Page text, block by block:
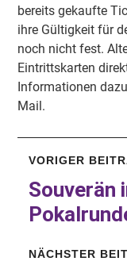
bereits gekaufte
ihre Gültigkeit für
noch nicht fest.
Eintrittskarten
Informationen
Mail.
VORIGER
Souverän
NÄCHSTER